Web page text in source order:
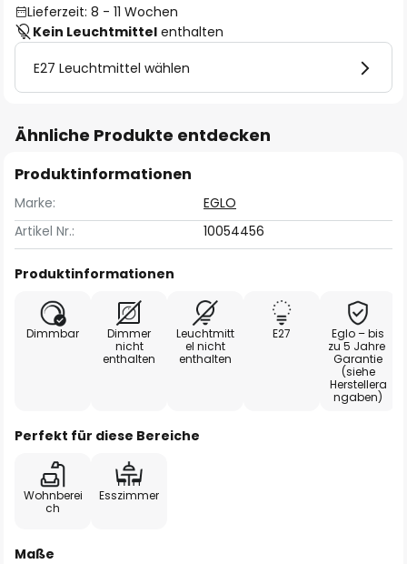
Lieferzeit: 8 - 11 Wochen
Kein Leuchtmittel enthalten
E27 Leuchtmittel wählen
Ähnliche Produkte entdecken
Produktinformationen
Marke:
EGLO
Artikel Nr.:
10054456
Produktinformationen
Dimmbar
Dimmer
nicht
enthalten
Leuchtmitt
el nicht
enthalten
E27
Eglo – bis
zu 5 Jahre
Garantie
(siehe
Herstellera
ngaben)
Perfekt für diese Bereiche
Wohnberei
ch
Esszimmer
Maße